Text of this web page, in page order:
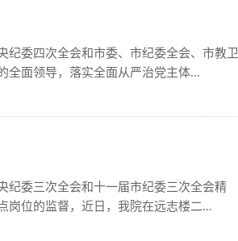
纪委四次全会和市委、市纪委全会、市教卫
全面领导，落实全面从严治党主体...
纪委三次全会和十一届市纪委三次全会精
岗位的监督，近日，我院在远志楼二...